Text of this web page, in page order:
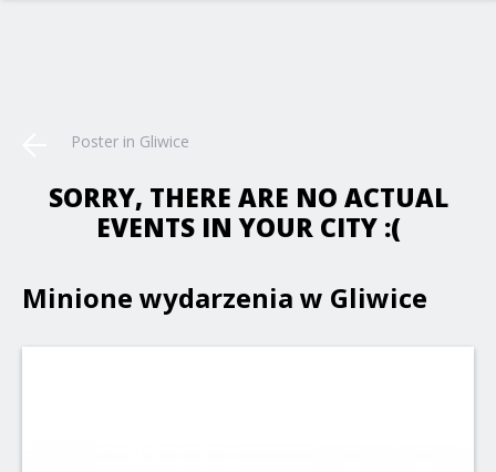
Poster in Gliwice
SORRY, THERE ARE NO ACTUAL
EVENTS IN YOUR CITY :(
Minione wydarzenia w Gliwice